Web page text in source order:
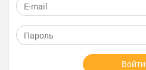
Войти